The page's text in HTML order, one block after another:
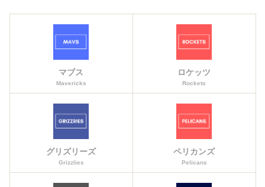
マブス
Mavericks
ロケッツ
Rockets
グリズリーズ
Grizzlies
ペリカンズ
Pelicans